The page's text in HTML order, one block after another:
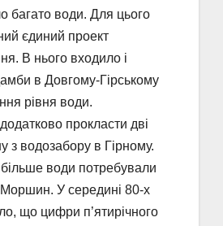
багато води. Для цього
єдиний проект
В нього входило і
в Довгому-Гірському
рівня води.
прокласти дві
з водозабору в Гірному.
води потребували
У середині 80-х
що цифри п’ятирічного